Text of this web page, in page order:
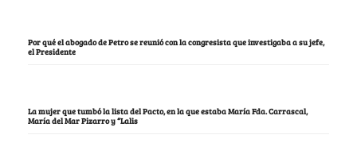
Por qué el abogado de Petro se reunió con la congresista que investigaba a su jefe,
el Presidente
La mujer que tumbó la lista del Pacto, en la que estaba María Fda. Carrascal,
María del Mar Pizarro y “Lalis